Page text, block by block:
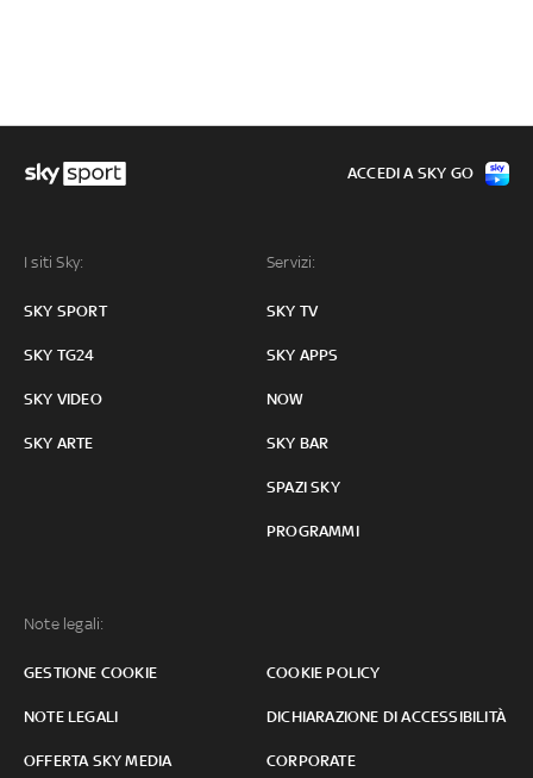
I siti Sky:
SKY SPORT
SKY TG24
SKY VIDEO
SKY ARTE
Servizi:
SKY TV
SKY APPS
NOW
SKY BAR
SPAZI SKY
PROGRAMMI
Note legali:
GESTIONE COOKIE COOKIE POLICY
NOTE LEGALI DICHIARAZIONE DI ACCESSIBILITÀ
OFFERTA SKY MEDIA CORPORATE
ACCEDI A SKY GO